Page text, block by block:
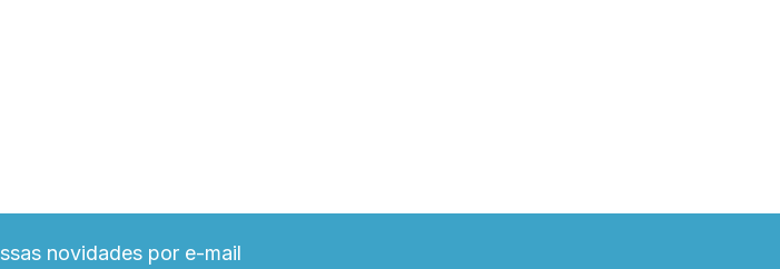
novidades por e-mail